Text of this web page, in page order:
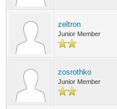
zeltron
Junior Member
zosrothko
Junior Member